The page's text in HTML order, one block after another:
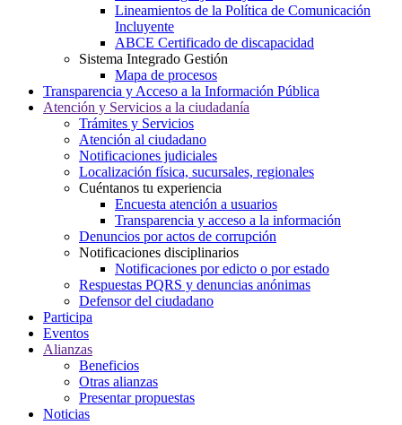
Lineamientos de la Política de Comunicación
Incluyente
ABCE Certificado de discapacidad
Sistema Integrado Gestión
Mapa de procesos
Transparencia y Acceso a la Información Pública
Atención y Servicios a la ciudadanía
Trámites y Servicios
Atención al ciudadano
Notificaciones judiciales
Localización física, sucursales, regionales
Cuéntanos tu experiencia
Encuesta atención a usuarios
Transparencia y acceso a la información
Denuncios por actos de corrupción
Notificaciones disciplinarios
Notificaciones por edicto o por estado
Respuestas PQRS y denuncias anónimas
Defensor del ciudadano
Participa
Eventos
Alianzas
Beneficios
Otras alianzas
Presentar propuestas
Noticias